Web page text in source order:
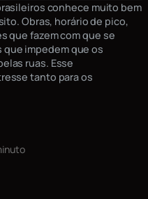
conhece muito bem
Obras, horário de pico,
que fazem com que se
impedem que os
ruas. Esse
tanto para os